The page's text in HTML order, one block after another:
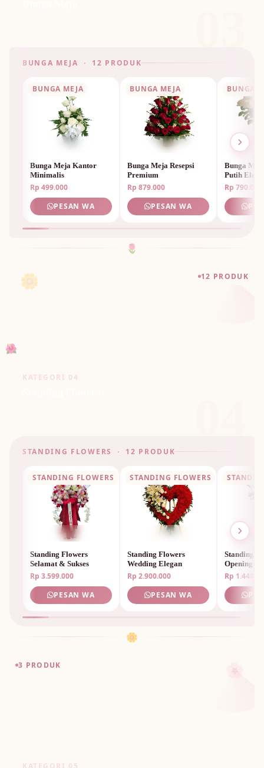
🌺
BUNGA MEJA · 12 PRODUK
BUNGA MEJA
Bunga Meja Kantor
Minimalis
Rp 499.000
PESAN WA
BUNGA MEJA
Bunga Meja Resepsi
Premium
Rp 879.000
PESAN WA
BUNGA
Bunga
Putih
Rp 790.000
🌷
12 PRODUK
🌼
KATEGORI 04
STANDING FLOWERS · 12 PRODUK
STANDING FLOWERS
Standing Flowers
Selamat & Sukses
Rp 3.599.000
PESAN WA
STANDING FLOWERS
Standing Flowers
Wedding Elegan
Rp 2.900.000
PESAN WA
Standing
Opening
Rp
🌼
3 PRODUK 🌸
KATEGORI 05